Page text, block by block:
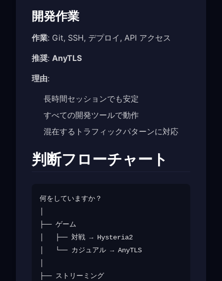
開発作業
作業: Git, SSH, デプロイ, API アクセス
推奨: AnyTLS
理由:
長時間セッションでも安定
すべての開発ツールで動作
混在するトラフィックパターンに対応
判断フローチャート
何をしていますか？
├── ゲーム
│   ├── 対戦 → Hysteria2
│   └── カジュアル → AnyTLS
├── ストリーミング